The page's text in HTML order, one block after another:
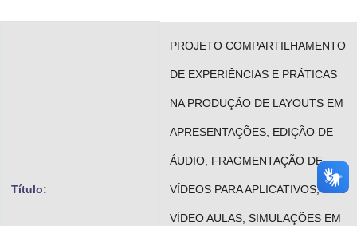
Título:
PROJETO COMPARTILHAMENTO
DE EXPERIÊNCIAS E PRÁTICAS
NA PRODUÇÃO DE LAYOUTS EM
APRESENTAÇÕES, EDIÇÃO DE
ÁUDIO, FRAGMENTAÇÃO DE
VÍDEOS PARA APLICATIVOS,
VÍDEO AULAS, SIMULAÇÕES EM